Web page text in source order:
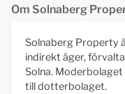
Om Solnaberg
Solnaberg Property
indirekt äger,
Solna.
till dotterbolaget.